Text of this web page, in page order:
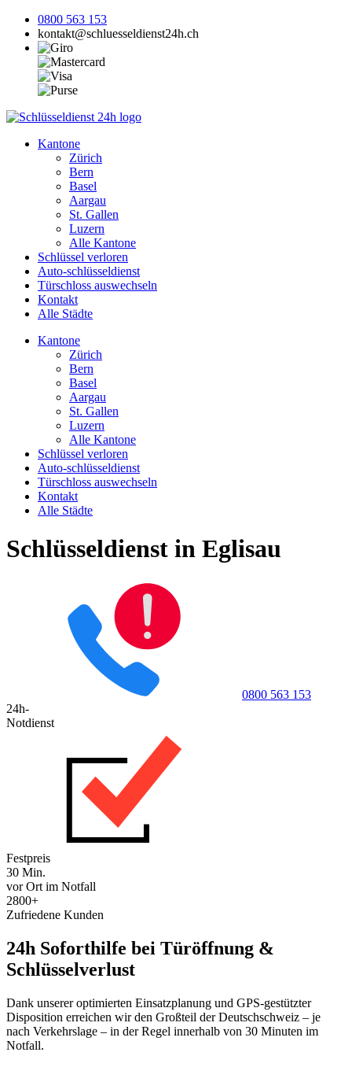
0800 563 153
kontakt@schluesseldienst24h.ch
Kantone
Zürich
Bern
Basel
Aargau
St. Gallen
Luzern
Alle Kantone
Schlüssel verloren
Auto-schlüsseldienst
Türschloss auswechseln
Kontakt
Alle Städte
Kantone
Zürich
Bern
Basel
Aargau
St. Gallen
Luzern
Alle Kantone
Schlüssel verloren
Auto-schlüsseldienst
Türschloss auswechseln
Kontakt
Alle Städte
Schlüsseldienst in Eglisau
0800 563 153
24h-
Notdienst
Festpreis
30 Min.
vor Ort im Notfall
2800+
Zufriedene Kunden
24h Soforthilfe bei Türöffnung &
Schlüsselverlust
Dank unserer optimierten Einsatzplanung und GPS-gestützter
Disposition erreichen wir den Großteil der Deutschschweiz – je
nach Verkehrslage – in der Regel innerhalb von 30 Minuten im
Notfall.